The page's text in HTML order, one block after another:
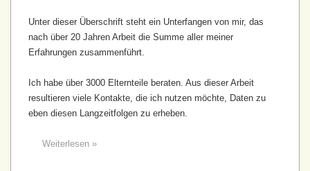
Unter dieser Überschrift steht ein Unterfangen von mir, das
nach über 20 Jahren Arbeit die Summe aller meiner
Erfahrungen zusammenführt.
Ich habe über 3000 Elternteile beraten. Aus dieser Arbeit
resultieren viele Kontakte, die ich nutzen möchte, Daten zu
eben diesen Langzeitfolgen zu erheben.
Weiterlesen »